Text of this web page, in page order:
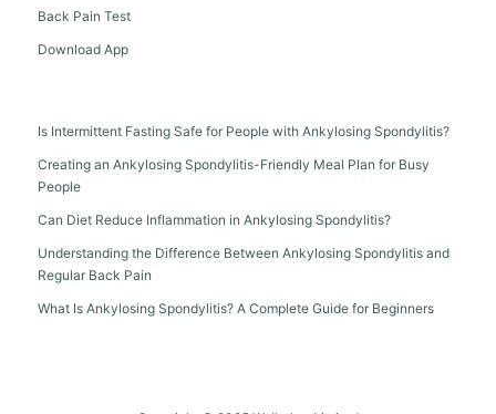
Back Pain Test
Download App
Is Intermittent Fasting Safe for People with Ankylosing Spondylitis?
Creating an Ankylosing Spondylitis-Friendly Meal Plan for Busy
People
Can Diet Reduce Inflammation in Ankylosing Spondylitis?
Understanding the Difference Between Ankylosing Spondylitis and
Regular Back Pain
What Is Ankylosing Spondylitis? A Complete Guide for Beginners